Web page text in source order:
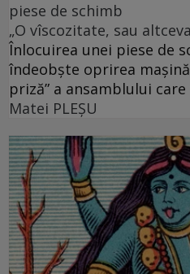
piese de schimb
„O vîscozitate, sau
Înlocuirea unei piese de
îndeobște oprirea
priză” a ansamblului
Matei PLEŞU